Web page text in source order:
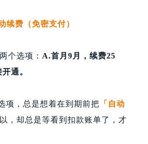
续费（免密支付）
个选项： A.首月9月，续费25
通。
项，总是想着在到期前把 「自动
，却总是等看到扣款账单了，才